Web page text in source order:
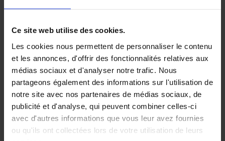
Ce site web utilise des cookies.
Les cookies nous permettent de personnaliser le contenu
et les annonces, d'offrir des fonctionnalités relatives aux
médias sociaux et d'analyser notre trafic. Nous
partageons également des informations sur l'utilisation de
notre site avec nos partenaires de médias sociaux, de
publicité et d'analyse, qui peuvent combiner celles-ci
avec d'autres informations que vous leur avez fournies
ou qu'ils ont collectées lors de votre utilisation de leurs
Building Bonds = Building
Business
Jochen Roef Jozefien De Feyter
Carolien Boom
Couverture souple
2025 200
€29,99